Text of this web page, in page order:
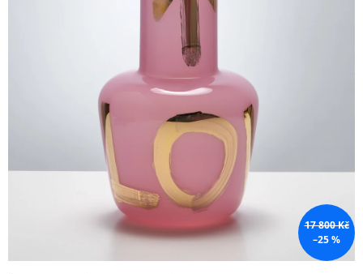
17 800 Kč
–25 %
HLEDAT